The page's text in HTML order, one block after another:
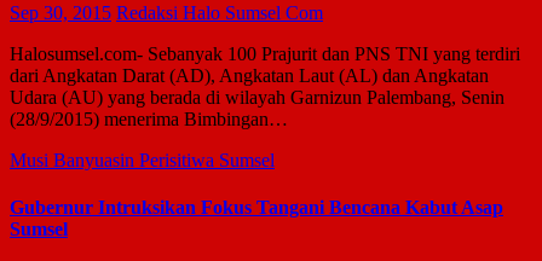
Sep 30, 2015 Redaksi Halo Sumsel Com
Halosumsel.com- Sebanyak 100 Prajurit dan PNS TNI yang terdiri
dari Angkatan Darat (AD), Angkatan Laut (AL) dan Angkatan
Udara (AU) yang berada di wilayah Garnizun Palembang, Senin
(28/9/2015) menerima Bimbingan…
Musi Banyuasin Perisitiwa Sumsel
Gubernur Intruksikan Fokus Tangani Bencana Kabut Asap
Sumsel